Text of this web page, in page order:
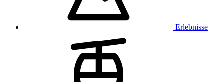
Erlebnisse